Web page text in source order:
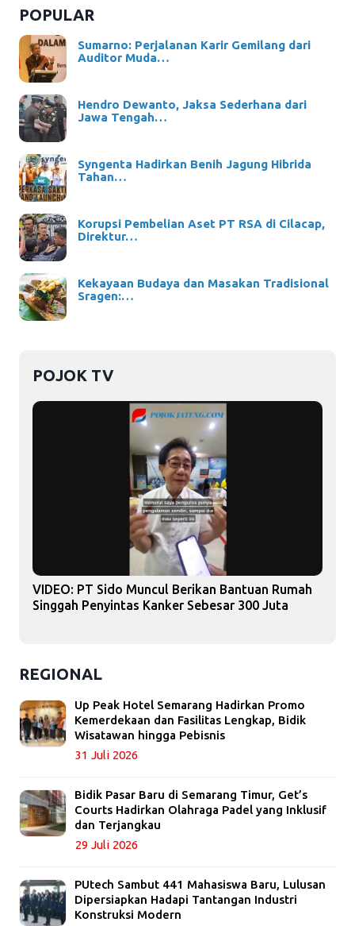
POPULAR
Sumarno: Perjalanan Karir Gemilang dari
Auditor Muda…
Hendro Dewanto, Jaksa Sederhana dari
Jawa Tengah…
Syngenta Hadirkan Benih Jagung Hibrida
Tahan…
Korupsi Pembelian Aset PT RSA di Cilacap,
Direktur…
Kekayaan Budaya dan Masakan Tradisional
Sragen:…
POJOK TV
VIDEO: PT Sido Muncul Berikan Bantuan Rumah
Singgah Penyintas Kanker Sebesar 300 Juta
REGIONAL
Up Peak Hotel Semarang Hadirkan Promo
Kemerdekaan dan Fasilitas Lengkap, Bidik
Wisatawan hingga Pebisnis
31 Juli 2026
Bidik Pasar Baru di Semarang Timur, Get’s
Courts Hadirkan Olahraga Padel yang Inklusif
dan Terjangkau
29 Juli 2026
PUtech Sambut 441 Mahasiswa Baru, Lulusan
Dipersiapkan Hadapi Tantangan Industri
Konstruksi Modern